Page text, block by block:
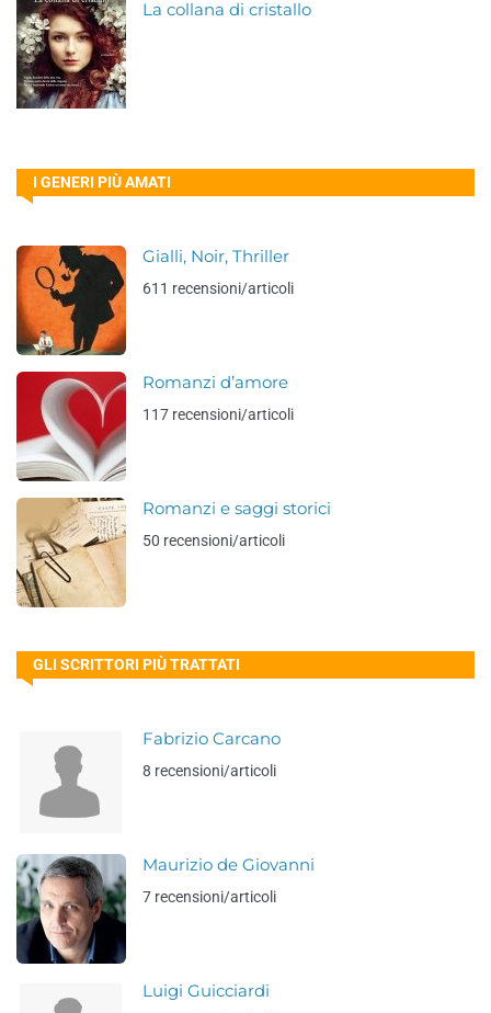
La collana di cristallo
I GENERI PIÙ AMATI
Gialli, Noir, Thriller
611 recensioni/articoli
Romanzi d’amore
117 recensioni/articoli
Romanzi e saggi storici
50 recensioni/articoli
GLI SCRITTORI PIÙ TRATTATI
Fabrizio Carcano
8 recensioni/articoli
Maurizio de Giovanni
7 recensioni/articoli
Luigi Guicciardi